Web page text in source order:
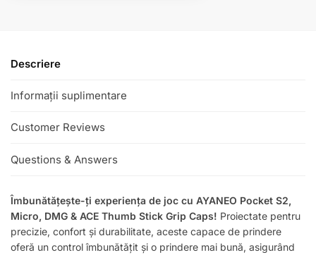
e
Descriere
Informații suplimentare
Customer Reviews
Questions & Answers
Îmbunătățește-ți experiența de joc cu AYANEO Pocket S2,
Micro, DMG & ACE Thumb Stick Grip Caps! Proiectate pentru
precizie, confort și durabilitate, aceste capace de prindere
oferă un control îmbunătățit și o prindere mai bună, asigurând